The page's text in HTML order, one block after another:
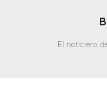
El noticiero